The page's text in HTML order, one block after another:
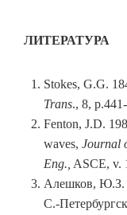
ЛИТЕРАТУРА
Stokes, G.G.
Trans., 8,
Fenton, J.D.
waves, Journal
Eng., ASCE, v.
Алешков, Ю.З.
С.-